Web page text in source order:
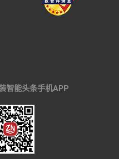
智能头条手机APP